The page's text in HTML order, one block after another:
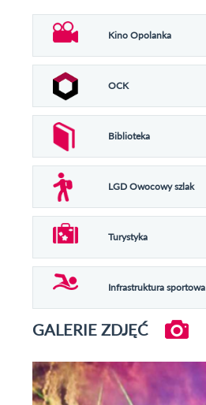
Kino Opolanka
OCK
Biblioteka
LGD Owocowy szlak
Turystyka
Infrastruktura sportowa
GALERIE ZDJĘĆ